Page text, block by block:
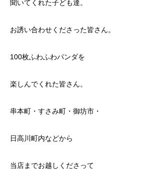
聞いてくれた子ども達。
お誘い合わせくださった皆さん。
100枚ふわふわパンダを
楽しんでくれた皆さん。
串本町・すさみ町・御坊市・
日高川町内などから
当店までお越しくださって